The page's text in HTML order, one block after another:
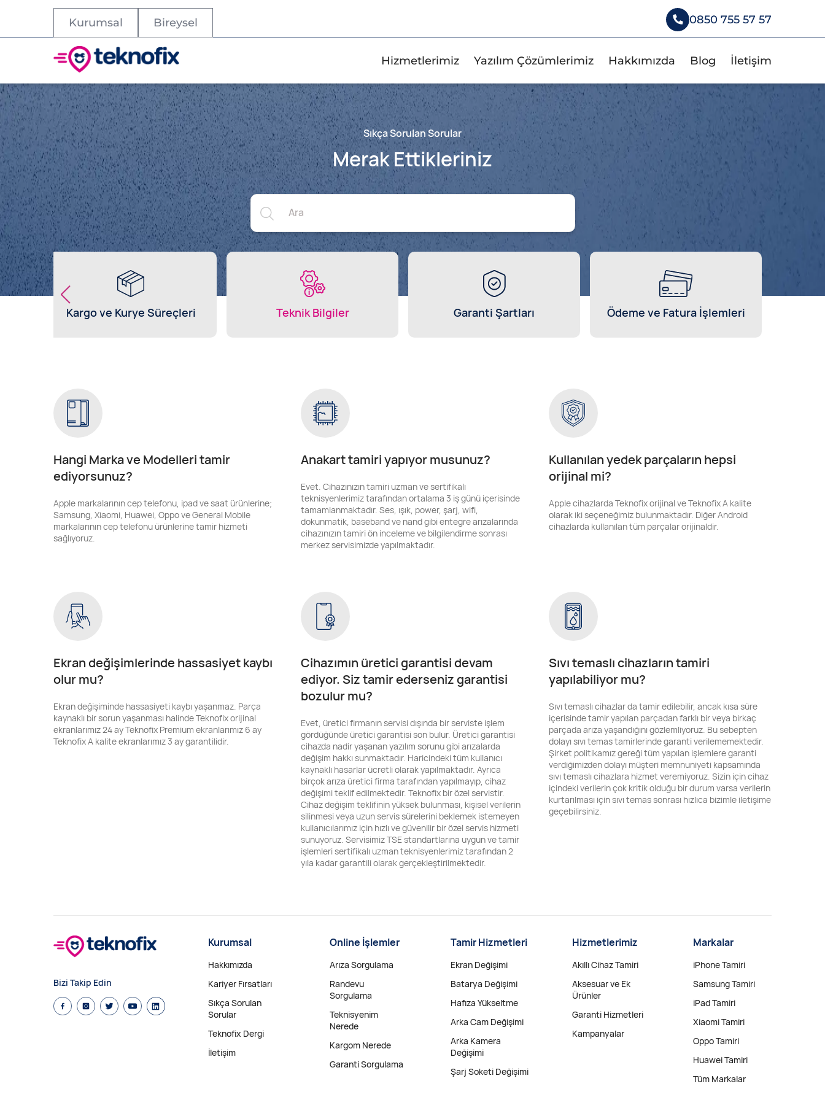
Kurumsal Bireysel 0850 755 57 57
Hizmetlerimiz Yazılım Çözümlerimiz Hakkımızda Blog İletişim
Sıkça Sorulan Sorular
Merak Ettikleriniz
Kargo ve Kurye Süreçleri Teknik Bilgiler Garanti Şartları Ödeme ve Fatura İşlemleri
Hangi Marka ve Modelleri tamir
ediyorsunuz?
Apple markalarının cep telefonu, ipad ve saat ürünlerine;
Samsung, Xiaomi, Huawei, Oppo ve General Mobile
markalarının cep telefonu ürünlerine tamir hizmeti
sağlıyoruz.
Anakart tamiri yapıyor musunuz?
Evet. Cihazınızın tamiri uzman ve sertifikalı
teknisyenlerimiz tarafından ortalama 3 iş günü içerisinde
tamamlanmaktadır. Ses, ışık, power, şarj, wifi,
dokunmatik, baseband ve nand gibi entegre arızalarında
cihazınızın tamiri ön inceleme ve bilgilendirme sonrası
merkez servisimizde yapılmaktadır.
Kullanılan yedek parçaların hepsi
orijinal mi?
Apple cihazlarda Teknofix orijinal ve Teknofix A kalite
olarak iki seçeneğimiz bulunmaktadır. Diğer Android
cihazlarda kullanılan tüm parçalar orijinaldir.
Ekran değişimlerinde hassasiyet kaybı
olur mu?
Ekran değişiminde hassasiyeti kaybı yaşanmaz. Parça
kaynaklı bir sorun yaşanması halinde Teknofix orijinal
ekranlarımız 24 ay Teknofix Premium ekranlarımız 6 ay
Teknofix A kalite ekranlarımız 3 ay garantilidir.
Cihazımın üretici garantisi devam
ediyor. Siz tamir ederseniz garantisi
bozulur mu?
Evet, üretici firmanın servisi dışında bir serviste işlem
gördüğünde üretici garantisi son bulur. Üretici garantisi
cihazda nadir yaşanan yazılım sorunu gibi arızalarda
değişim hakkı sunmaktadır. Haricindeki tüm kullanıcı
kaynaklı hasarlar ücretli olarak yapılmaktadır. Ayrıca
birçok arıza üretici firma tarafından yapılmayıp, cihaz
değişimi teklif edilmektedir. Teknofix bir özel servistir.
Cihaz değişim teklifinin yüksek bulunması, kişisel verilerin
silinmesi veya uzun servis sürelerini beklemek istemeyen
kullanıcılarımız için hızlı ve güvenilir bir özel servis hizmeti
sunuyoruz. Servisimiz TSE standartlarına uygun ve tamir
işlemleri sertifikalı uzman teknisyenlerimiz tarafından 2
yıla kadar garantili olarak gerçekleştirilmektedir.
Sıvı temaslı cihazların tamiri
yapılabiliyor mu?
Sıvı temaslı cihazlar da tamir edilebilir, ancak kısa süre
içerisinde tamir yapılan parçadan farklı bir veya birkaç
parçada arıza yaşandığını gözlemliyoruz. Bu sebepten
dolayı sıvı temas tamirlerinde garanti verilememektedir.
Şirket politikamız gereği tüm yapılan işlemlere garanti
verdiğimizden dolayı müşteri memnuniyeti kapsamında
sıvı temaslı cihazlara hizmet veremiyoruz. Sizin için cihaz
içindeki verilerin çok kritik olduğu bir durum varsa verilerin
kurtarılması için sıvı temas sonrası hızlıca bizimle iletişime
geçebilirsiniz.
Hizmetlerimiz
Akıllı Cihaz Tamiri
Aksesuar ve Ek
Ürünler
Garanti Hizmetleri
Kampanyalar
Kurumsal
Hakkımızda
Kariyer Fırsatları
Sıkça Sorulan
Sorular
Teknofix Dergi
İletişim
Online İşlemler
Arıza Sorgulama
Randevu
Sorgulama
Teknisyenim
Nerede
Kargom Nerede
Garanti Sorgulama
Tamir Hizmetleri
Ekran Değişimi
Batarya Değişimi
Hafıza Yükseltme
Arka Cam Değişimi
Arka Kamera
Değişimi
Şarj Soketi Değişimi
Markalar
iPhone Tamiri
Samsung Tamiri
iPad Tamiri
Xiaomi Tamiri
Oppo Tamiri
Huawei Tamiri
Tüm Markalar
Bizi Takip Edin